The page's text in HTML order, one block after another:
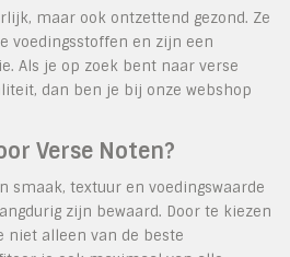
maar ook ontzettend gezond. Ze
voedingsstoffen en zijn een
Als je op zoek bent naar verse
dan ben je bij onze webshop
Verse Noten?
smaak, textuur en voedingswaarde
zijn bewaard. Door te kiezen
niet alleen van de beste